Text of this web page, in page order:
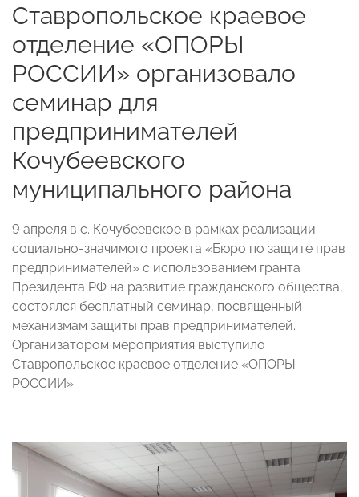
Ставропольское краевое
отделение «ОПОРЫ
РОССИИ» организовало
семинар для
предпринимателей
Кочубеевского
муниципального района
9 апреля в с. Кочубеевское в рамках реализации
социально-значимого проекта «Бюро по защите прав
предпринимателей» с использованием гранта
Президента РФ на развитие гражданского общества,
состоялся бесплатный семинар, посвященный
механизмам защиты прав предпринимателей.
Организатором мероприятия выступило
Ставропольское краевое отделение «ОПОРЫ
РОССИИ».